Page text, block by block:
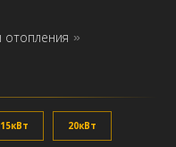
отопления »
15кВт 20кВт